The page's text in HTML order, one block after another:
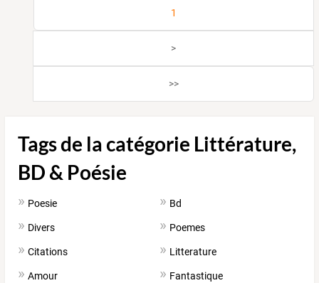
1
>
>>
Tags de la catégorie Littérature,
BD & Poésie
Poesie Bd
Divers Poemes
Citations Litterature
Amour Fantastique